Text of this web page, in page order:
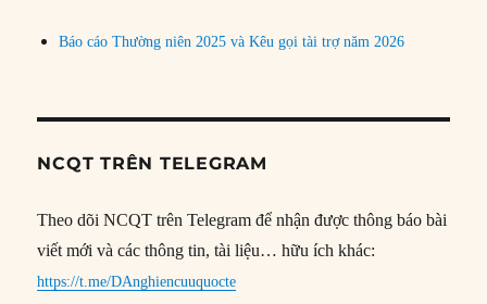
Báo cáo Thường niên 2025 và Kêu gọi tài trợ năm 2026
NCQT TRÊN TELEGRAM
Theo dõi NCQT trên Telegram để nhận được thông báo bài
viết mới và các thông tin, tài liệu… hữu ích khác:
https://t.me/DAnghiencuuquocte